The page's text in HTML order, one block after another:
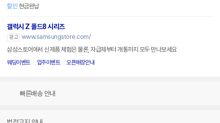
할인 현금완납
갤럭시 Z 폴드8 시리즈
광고 www.samsungstore.com/
삼성스토어에서 신제품 체험은 물론, 자급제부터 개통까지 모두 만나보세요
웨딩이벤트 입주이벤트 오픈매장안내
빠른배송 안내